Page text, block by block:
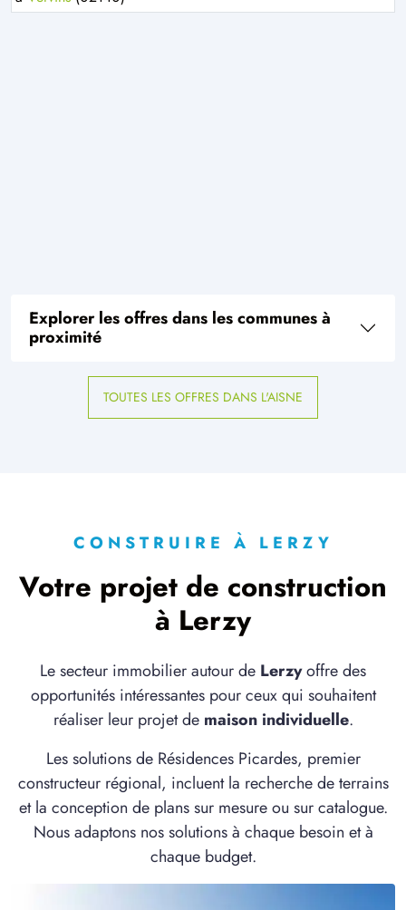
Explorer les offres dans les communes à
proximité
TOUTES LES OFFRES DANS L'AISNE
CONSTRUIRE À LERZY
Votre projet de construction
à Lerzy
Le secteur immobilier autour de Lerzyoffre des
opportunités intéressantes pour ceux qui souhaitent
réaliser leur projet de maison individuelle.
Les solutions de Résidences Picardes, premier
constructeur régional, incluent la recherche de terrains
et la conception de plans sur mesure ou sur catalogue.
Nous adaptons nos solutions à chaque besoin et à
chaque budget.